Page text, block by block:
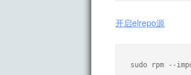
开启elrepo源
sudo rpm --